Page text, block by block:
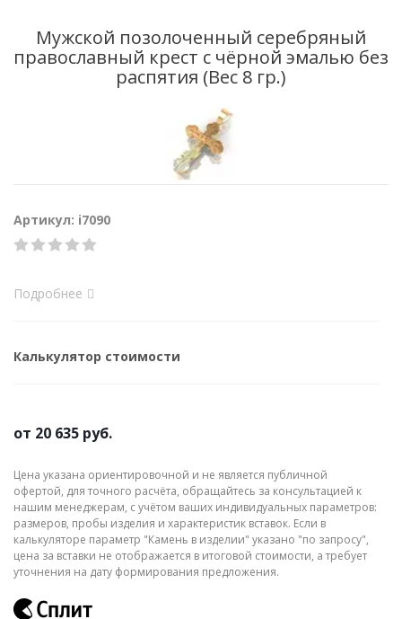
Мужской позолоченный серебряный
православный крест с чёрной эмалью без
распятия (Вес 8 гр.)
Артикул: i7090
Подробнее
Калькулятор стоимости
от 20 635 руб.
Цена указана ориентировочной и не является публичной
офертой, для точного расчёта, обращайтесь за консультацией к
нашим менеджерам, с учётом ваших индивидуальных параметров:
размеров, пробы изделия и характеристик вставок. Если в
калькуляторе параметр "Камень в изделии" указано "по запросу",
цена за вставки не отображается в итоговой стоимости, а требует
уточнения на дату формирования предложения.